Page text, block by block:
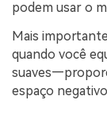
podem usar o
Mais
quando você
espaço